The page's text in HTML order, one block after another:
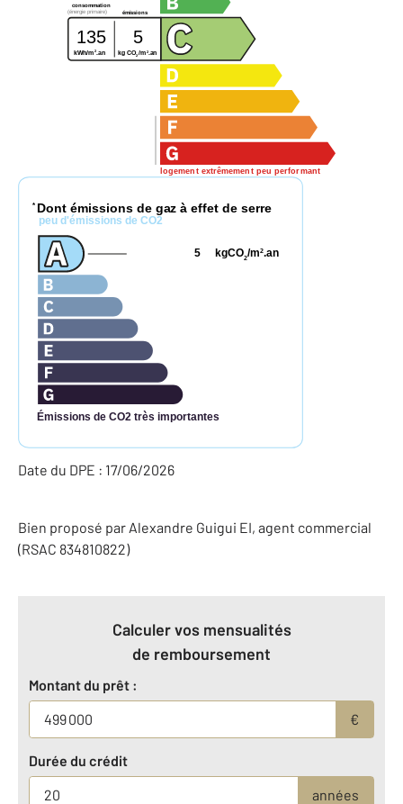
logement extrêmement peu performant
consommation
émissions
(énergie primaire)
135 5
kWh/m 2 .an kg CO2/m2.an
* Dont émissions de gaz à effet de serre
peu d'émissions de CO2
Émissions de CO2 très importantes
kgCO2/m2.an
5
Date du DPE : 17/06/2026
Bien proposé par Alexandre Guigui EI, agent commercial
(RSAC 834810822)
Calculer vos mensualités
de remboursement
Montant du prêt :
€
Durée du crédit
années